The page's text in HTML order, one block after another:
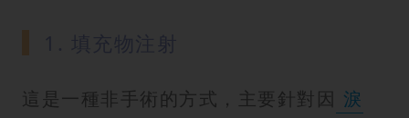
這是一種非手術的方式，主要針對因 淚